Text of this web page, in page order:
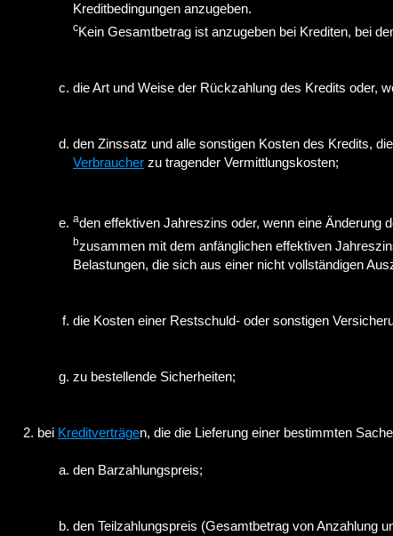
Kreditbedingungen anzugeben.
cKein Gesamtbetrag ist anzugeben bei Krediten, bei
die Art und Weise der Rückzahlung des Kredits oder,
den Zinssatz und alle sonstigen Kosten des Kredits,
Verbraucher zu tragender Vermittlungskosten;
aden effektiven Jahreszins oder, wenn eine Änderung
bzusammen mit dem anfänglichen effektiven
Belastungen, die sich aus einer nicht vollständigen
die Kosten einer Restschuld- oder sonstigen
zu bestellende Sicherheiten;
bei Kreditverträgen, die die Lieferung einer bestimmten
den Barzahlungspreis;
den Teilzahlungspreis (Gesamtbetrag von Anzahlung